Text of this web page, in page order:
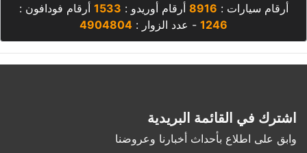
أرقام سيارات : 8916 أرقام أوريدو : 1533 أرقام فودافون :
1246 - عدد الزوار : 4904804
اشترك في القائمة البريدية
وابق على اطلاع بأحداث أخبارنا وعروضنا